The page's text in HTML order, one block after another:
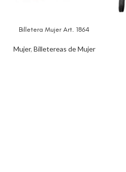
Billetera Mujer Art. 1864
Mujer, Billetereas de Mujer